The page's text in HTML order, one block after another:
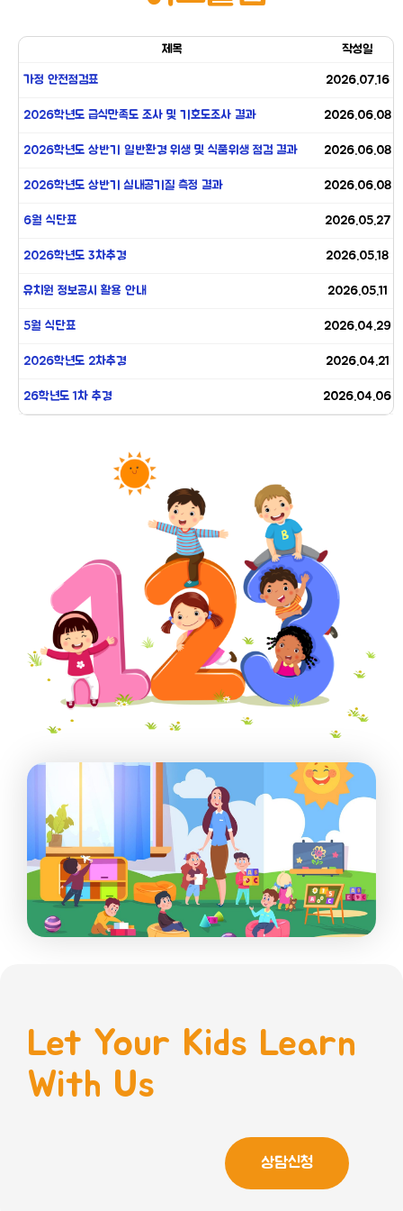
제목 작성일
가정 안전점검표 2026.07.16
2026학년도 급식만족도 조사 및 기호도조사 결과 2026.06.08
2026학년도 상반기 일반환경 위생 및 식품위생 점검 결과 2026.06.08
2026학년도 상반기 실내공기질 측정 결과 2026.06.08
6월 식단표 2026.05.27
2026학년도 3차추경 2026.05.18
유치원 정보공시 활용 안내 2026.05.11
5월 식단표 2026.04.29
2026학년도 2차추경 2026.04.21
26학년도 1차 추경 2026.04.06
Let Your Kids Learn
With Us
상담신청